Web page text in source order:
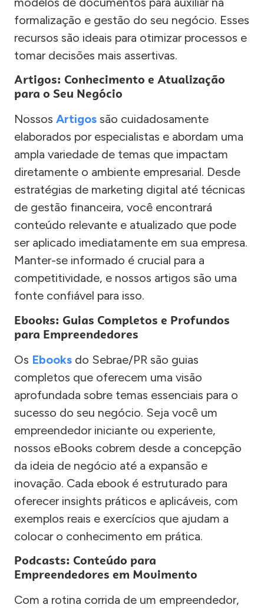
formalização e gestão do seu negócio. Esses
recursos são ideais para otimizar processos e
tomar decisões mais assertivas.
Artigos: Conhecimento e Atualização
para o Seu Negócio
Nossos Artigos são cuidadosamente
elaborados por especialistas e abordam uma
ampla variedade de temas que impactam
diretamente o ambiente empresarial. Desde
estratégias de marketing digital até técnicas
de gestão financeira, você encontrará
conteúdo relevante e atualizado que pode
ser aplicado imediatamente em sua empresa.
Manter-se informado é crucial para a
competitividade, e nossos artigos são uma
fonte confiável para isso.
Ebooks: Guias Completos e Profundos
para Empreendedores
Os Ebooks do Sebrae/PR são guias
completos que oferecem uma visão
aprofundada sobre temas essenciais para o
sucesso do seu negócio. Seja você um
empreendedor iniciante ou experiente,
nossos eBooks cobrem desde a concepção
da ideia de negócio até a expansão e
inovação. Cada ebook é estruturado para
oferecer insights práticos e aplicáveis, com
exemplos reais e exercícios que ajudam a
colocar o conhecimento em prática.
Podcasts: Conteúdo para
Empreendedores em Movimento
Com a rotina corrida de um empreendedor,